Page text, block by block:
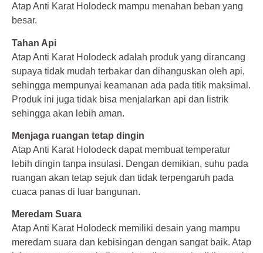
Atap Anti Karat Holodeck mampu menahan beban yang
besar.
Tahan Api
Atap Anti Karat Holodeck adalah produk yang dirancang
supaya tidak mudah terbakar dan dihanguskan oleh api,
sehingga mempunyai keamanan ada pada titik maksimal.
Produk ini juga tidak bisa menjalarkan api dan listrik
sehingga akan lebih aman.
Menjaga ruangan tetap dingin
Atap Anti Karat Holodeck dapat membuat temperatur
lebih dingin tanpa insulasi. Dengan demikian, suhu pada
ruangan akan tetap sejuk dan tidak terpengaruh pada
cuaca panas di luar bangunan.
Meredam Suara
Atap Anti Karat Holodeck memiliki desain yang mampu
meredam suara dan kebisingan dengan sangat baik. Atap